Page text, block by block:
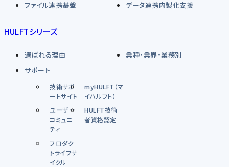
ファイル連携基盤
データ連携内製化支援
HULFTシリーズ
選ばれる理由
業種・業界・業務別
サポート
技術サポ
ートサイト
myHULFT（マ
イハルフト）
ユーザー
コミュニ
ティ
HULFT技術
者資格認定
プロダク
トライフサ
イクル